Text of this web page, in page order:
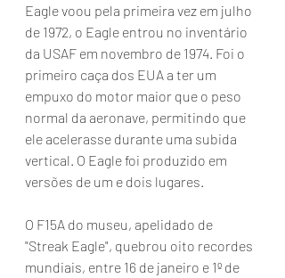
Eagle voou pela primeira vez em julho
de 1972, o Eagle entrou no inventário
da USAF em novembro de 1974. Foi o
primeiro caça dos EUA a ter um
empuxo do motor maior que o peso
normal da aeronave, permitindo que
ele acelerasse durante uma subida
vertical. O Eagle foi produzido em
versões de um e dois lugares.
O F15A do museu, apelidado de
"Streak Eagle", quebrou oito recordes
mundiais, entre 16 de janeiro e 1º de